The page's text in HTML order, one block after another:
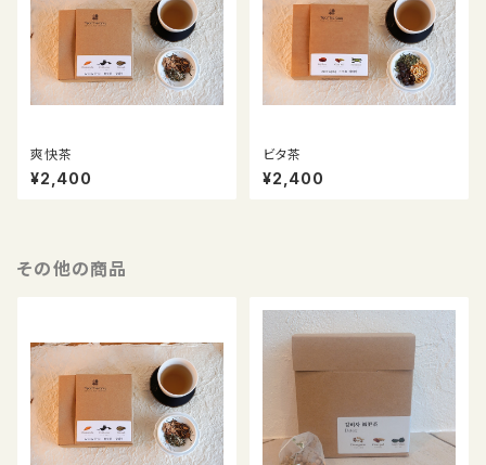
爽快茶
¥2,400
ビタ茶
¥2,400
その他の商品